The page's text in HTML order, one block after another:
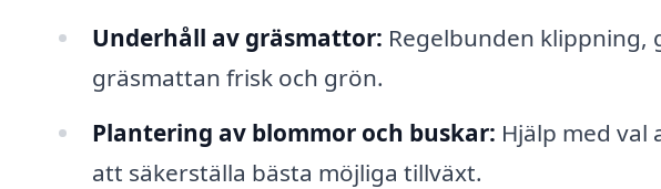
Underhåll av gräsmattor: Regelbunden
gräsmattan frisk och grön.
Plantering av blommor och buskar: Hjälp med
att säkerställa bästa möjliga tillväxt.